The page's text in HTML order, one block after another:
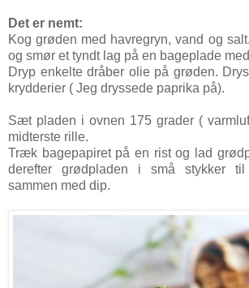
Det er nemt:
Kog grøden med havregryn, vand og
og smør et tyndt lag på en bageplade
Dryp enkelte dråber olie på grøden.
krydderier ( Jeg dryssede paprika på).
Sæt pladen i ovnen 175 grader (
midterste rille.
Træk bagepapiret på en rist og lad
derefter grødpladen i små stykker
sammen med dip.